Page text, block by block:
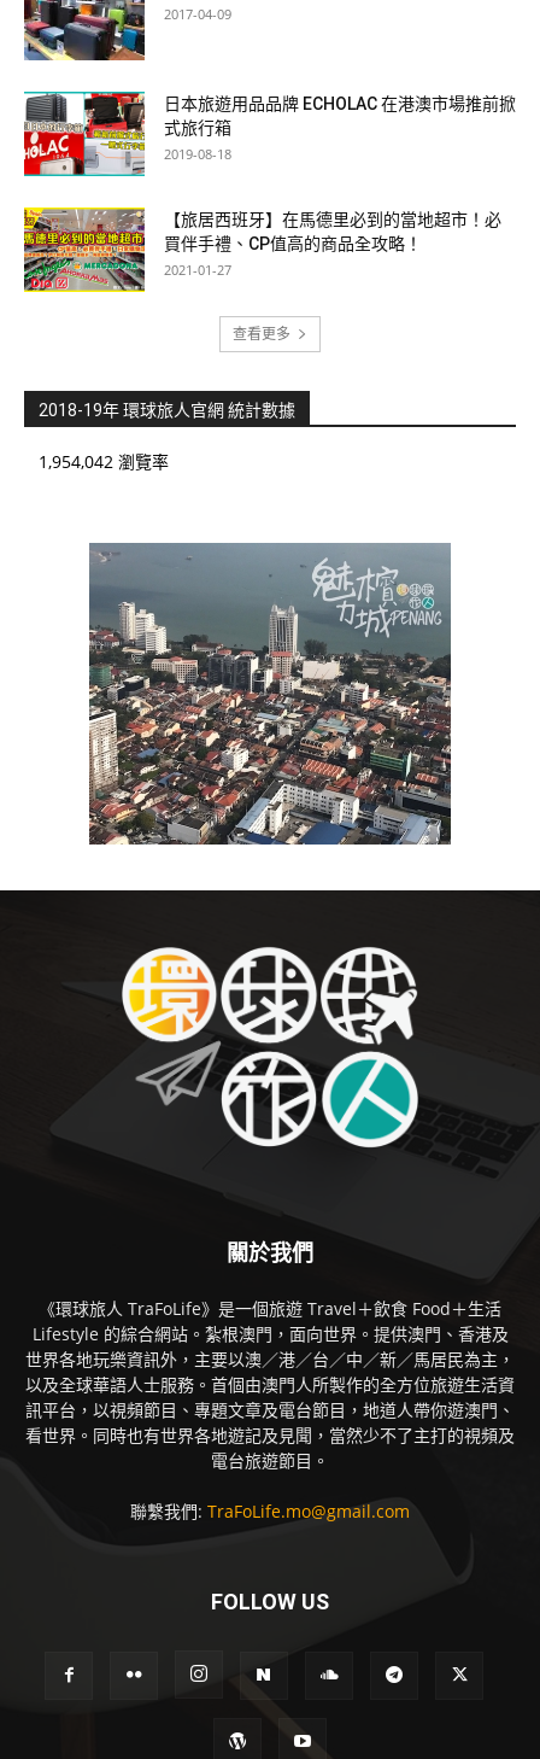
2017-04-09
日本旅遊用品品牌 ECHOLAC 在港澳市場推前掀
式旅行箱
2019-08-18
【旅居西班牙】在馬德里必到的當地超市！必
買伴手禮、CP值高的商品全攻略！
2021-01-27
查看更多
2018-19年 環球旅人官網 統計數據
1,954,042 瀏覽率
關於我們
《環球旅人 TraFoLife》是一個旅遊 Travel＋飲食 Food＋生活
Lifestyle 的綜合網站。紮根澳門，面向世界。提供澳門、香港及
世界各地玩樂資訊外，主要以澳／港／台／中／新／馬居民為主，
以及全球華語人士服務。首個由澳門人所製作的全方位旅遊生活資
訊平台，以視頻節目、專題文章及電台節目，地道人帶你遊澳門、
看世界。同時也有世界各地遊記及見聞，當然少不了主打的視頻及
電台旅遊節目。
聯繫我們: TraFoLife.mo@gmail.com
FOLLOW US